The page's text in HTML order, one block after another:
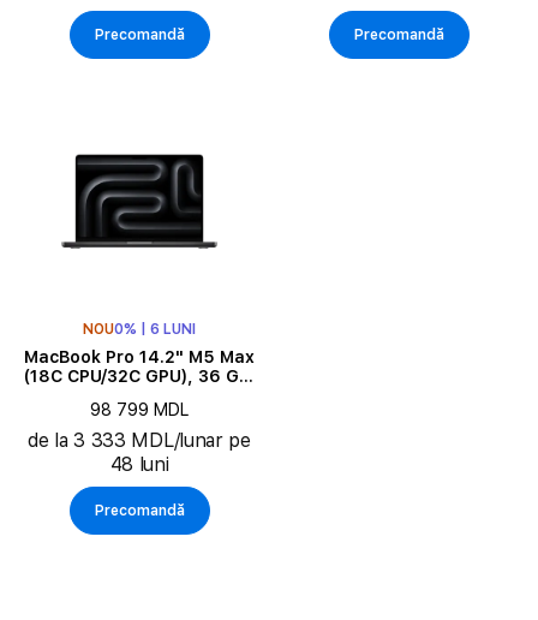
Precomandă Precomandă
NOU0% | 6 LUNI
MacBook Pro 14.2" M5 Max
(18C CPU/32C GPU), 36 GB,
98 799 MDL
de la 3 333 MDL/lunar pe
48 luni
Precomandă